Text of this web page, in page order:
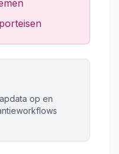
op en